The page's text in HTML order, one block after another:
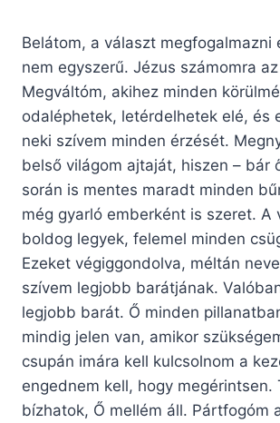
Belátom, a választ megfogalmazni
nem egyszerű. Jézus számomra
Megváltóm, akihez minden
odaléphetek, letérdelhetek elé, és
neki szívem minden érzését.
belső világom ajtaját, hiszen – bár
során is mentes maradt minden
még gyarló emberként is szeret. A
boldog legyek, felemel minden
Ezeket végiggondolva, méltán
szívem legjobb barátjának.
legjobb barát. Ő minden
mindig jelen van, amikor
csupán imára kell kulcsolnom a
engednem kell, hogy megérintsen.
bízhatok, Ő mellém áll. Pártfogóm